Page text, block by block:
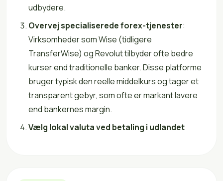
udbydere.
Overvej specialiserede forex-tjenester:
Virksomheder som Wise (tidligere
TransferWise) og Revolut tilbyder ofte bedre
kurser end traditionelle banker. Disse platforme
bruger typisk den reelle middelkurs og tager et
transparent gebyr, som ofte er markant lavere
end bankernes margin.
Vælg lokal valuta ved betaling i udlandet